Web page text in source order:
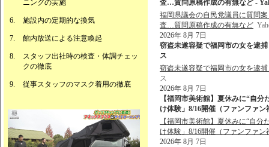
ニングの実施
施設内の定期的な換気
館内放送による注意喚起
スタッフ出社時の検査・体調チェッ
クの徹底
従事スタッフのマスク着用の徹底
査…質問原稿作成の有無など -
福岡県議会の自民党議員に質問
査…質問原稿作成の有無など
2026年 8月 7日
窃盗未遂容疑で福岡市の女を逮
ス
窃盗未遂容疑で福岡市の女を逮
ス
2026年 8月 7日
【福岡市美術館】夏休みに“自
け体験」8/16開催（ファンファ
【福岡市美術館】夏休みに“自
け体験」8/16開催（ファンファン
2026年 8月 7日